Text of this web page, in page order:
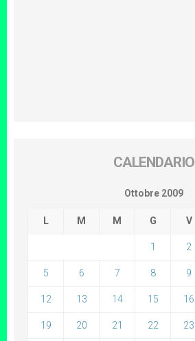
CALENDARIO
Ottobre 2009
L M M G V
1 2
5 6 7 8 9
12 13 14 15 16
19 20 21 22 23